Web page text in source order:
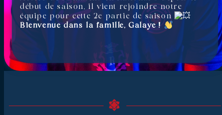
début de saison, il vient rejoindre notre
équipe pour cette 2e partie de saison
Bienvenue dans la famille, Galaye !